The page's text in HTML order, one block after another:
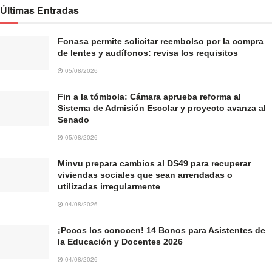
Últimas Entradas
Fonasa permite solicitar reembolso por la compra
de lentes y audífonos: revisa los requisitos
05/08/2026
Fin a la tómbola: Cámara aprueba reforma al
Sistema de Admisión Escolar y proyecto avanza al
Senado
05/08/2026
Minvu prepara cambios al DS49 para recuperar
viviendas sociales que sean arrendadas o
utilizadas irregularmente
04/08/2026
¡Pocos los conocen! 14 Bonos para Asistentes de
la Educación y Docentes 2026
04/08/2026